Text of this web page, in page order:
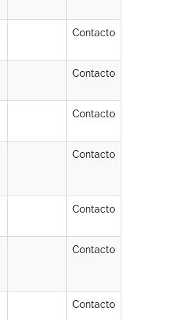
Contacto
Contacto
Contacto
Contacto
Contacto
Contacto
Contacto